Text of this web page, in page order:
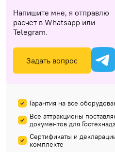
Напишите мне, я отправлю
расчет в Whatsapp или
Telegram.
Задать вопрос
Гарантия на все
Все аттракционы
документов для
Сертификаты и
комплекте